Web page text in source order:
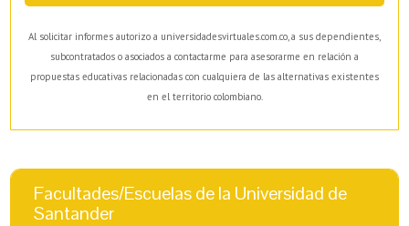
Al solicitar informes autorizo a universidadesvirtuales.com.co, a sus dependientes,
subcontratados o asociados a contactarme para asesorarme en relación a
propuestas educativas relacionadas con cualquiera de las alternativas existentes
en el territorio colombiano.
Facultades/Escuelas de la Universidad de
Santander